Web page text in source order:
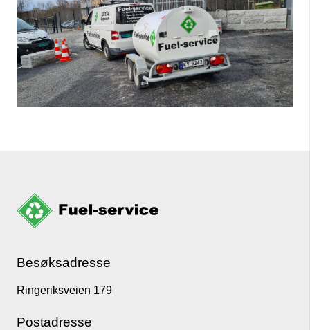
Besøksadresse
Ringeriksveien 179
Postadresse